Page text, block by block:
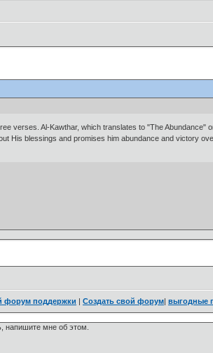
His blessings and promises him abundance and victory
форум поддержки | Создать свой форум| выгодные
напишите мне об этом.